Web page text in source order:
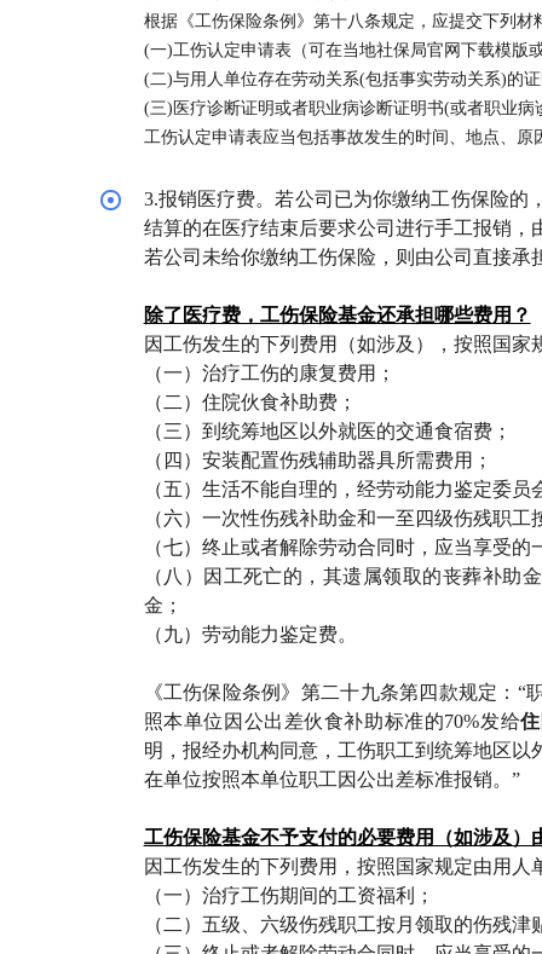
根据《工伤保险条例》第十八条规定，应提交下列材
(一)工伤认定申请表（可在当地社保局官网下载模版
(二)与用人单位存在劳动关系(包括事实劳动关系)的
(三)医疗诊断证明或者职业病诊断证明书(或者职业病
工伤认定申请表应当包括事故发生的时间、地点、
3.报销医疗费。若公司已为你缴纳工伤保险的
结算的在医疗结束后要求公司进行手工报销，
若公司未给你缴纳工伤保险，则由公司直接承
除了医疗费，工伤保险基金还承担哪些费用？
因工伤发生的下列费用（如涉及），按照国家
（一）治疗工伤的康复费用；
（二）住院伙食补助费；
（三）到统筹地区以外就医的交通食宿费；
（四）安装配置伤残辅助器具所需费用；
（五）生活不能自理的，经劳动能力鉴定委员
（六）一次性伤残补助金和一至四级伤残职工
（七）终止或者解除劳动合同时，应当享受的
（八）因工死亡的，其遗属领取的丧葬补助
金；
（九）劳动能力鉴定费。
《工伤保险条例》第二十九条第四款规定：
照本单位因公出差伙食补助标准的70%发给
明，报经办机构同意，工伤职工到统筹地区
在单位按照本单位职工因公出差标准报销。”
工伤保险基金不予支付的必要费用（如涉及）
因工伤发生的下列费用，按照国家规定由用人
（一）治疗工伤期间的工资福利；
（二）五级、六级伤残职工按月领取的伤残津